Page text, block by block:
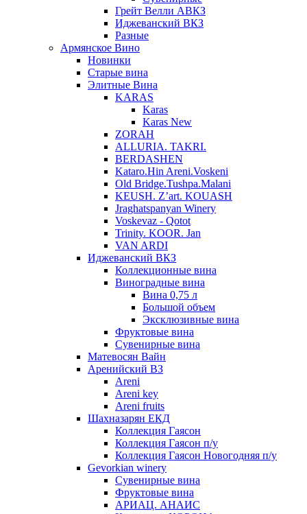
Грейт Велли АВКЗ
Иджеванский ВКЗ
Разные
Армянское Вино
Новинки
Старые вина
Элитные Вина
KARAS
Karas
Karas New
ZORAH
ALLURIA. TAKRI.
BERDASHEN
Kataro.Hin Areni.Voskeni
Old Bridge.Tushpa.Malani
KEUSH. Z’art. KOUASH
Jraghatspanyan Winery
Voskevaz - Qotot
Trinity. KOOR. Jan
VAN ARDI
Иджеванский ВКЗ
Коллекционные вина
Виноградные вина
Вина 0,75 л
Большой объем
Эксклюзивные вина
Фруктовые вина
Cувенирные вина
Матевосян Вайн
Аренийский ВЗ
Areni
Areni key
Areni fruits
Шахназарян ЕКД
Коллекция Гаясон
Коллекция Гаясон п/у
Коллекция Гаясон Новогодняя п/у
Gevorkian winery
Сувенирные вина
Фруктовые вина
АРИАЦ. АНАИС